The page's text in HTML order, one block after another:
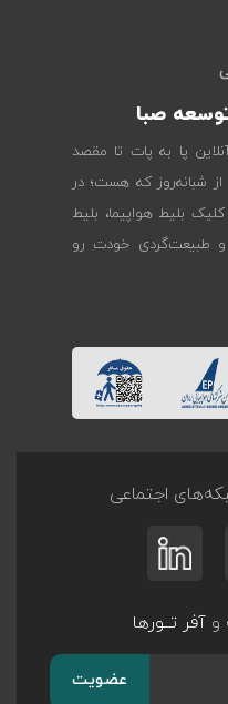
صبا
پا به پات تا مقصد
شبانه‌روز که هست؛ در
بلیط هواپیما، بلیط
و طبیعت‌گردی خودت رو
اجتماعی
وآفر تــورها
عضویت